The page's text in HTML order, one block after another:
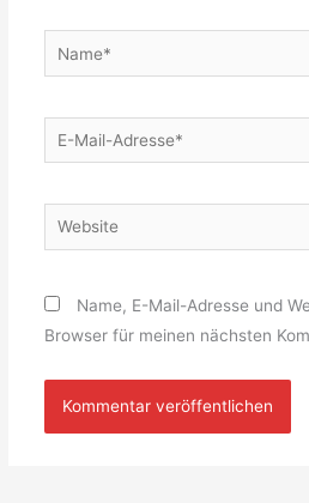
Name*
E-
Mail-
Website
Name, E-Mail-Adresse und
Browser für meinen nächsten